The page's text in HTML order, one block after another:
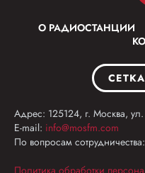
О РАДИОСТАНЦИИ
Адрес: 125124, г. Москва,
E-mail: info@mosfm.com
По вопросам сотрудничества:
Политика обработки